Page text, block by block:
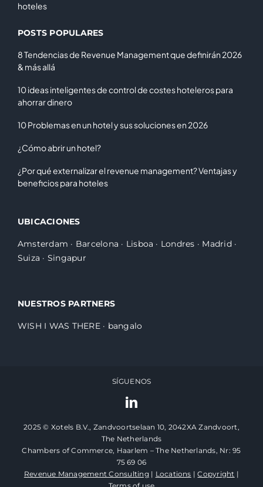
hoteles
POSTS POPULARES
8 Tendencias de Revenue Management que definirán 2026
& más allá
10 ideas inteligentes de control de costes hoteleros para
ahorrar dinero
10 Problemas en un hotel y sus soluciones en 2026
¿Cómo abrir un hotel?
¿Por qué externalizar el revenue management? Ventajas y
beneficios para hoteles
UBICACIONES
Amsterdam · Barcelona · Lisboa · Londres · Madrid ·
Suiza · Singapur
NUESTROS PARTNERS
WISH I WAS THERE· bangalo
SÍGUENOS
2025 © Xotels B.V., Zandvoortselaan 10, 2042XA Zandvoort,
The Netherlands
Chambers of Commerce, Haarlem – The Netherlands, Nr: 95
75 69 06
Revenue Management Consulting | Locations |Copyright |